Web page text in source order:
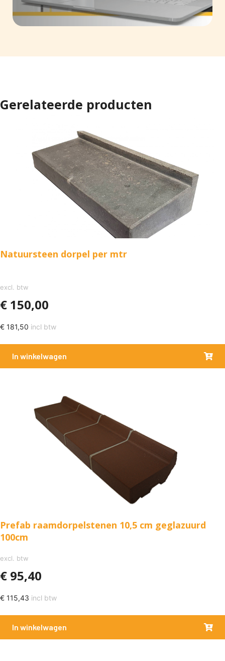
Gerelateerde producten
Natuursteen dorpel per mtr
excl. btw
€ 150,00
€ 181,50 incl btw
In winkelwagen
Prefab raamdorpelstenen 10,5 cm geglazuurd
100cm
excl. btw
€ 95,40
€ 115,43 incl btw
In winkelwagen